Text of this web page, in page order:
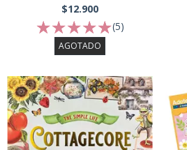
$12.900
(5)
AGOTADO